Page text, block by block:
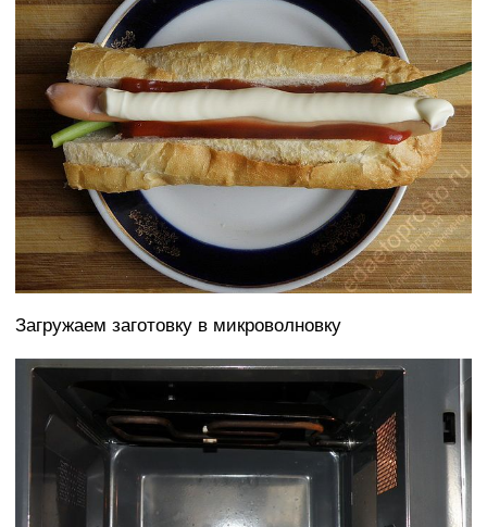
Загружаем заготовку в микроволновку